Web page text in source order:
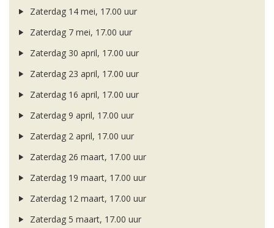
Zaterdag 14 mei, 17.00 uur
Zaterdag 7 mei, 17.00 uur
Zaterdag 30 april, 17.00 uur
Zaterdag 23 april, 17.00 uur
Zaterdag 16 april, 17.00 uur
Zaterdag 9 april, 17.00 uur
Zaterdag 2 april, 17.00 uur
Zaterdag 26 maart, 17.00 uur
Zaterdag 19 maart, 17.00 uur
Zaterdag 12 maart, 17.00 uur
Zaterdag 5 maart, 17.00 uur